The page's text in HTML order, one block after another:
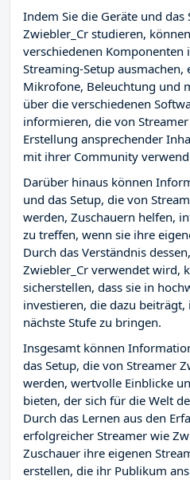
Indem Sie die Geräte und das
Zwiebler_Cr studieren,
verschiedenen
Streaming-Setup ausmachen,
Mikrofone, Beleuchtung und
über die verschiedenen
informieren, die von
Erstellung ansprechender
mit ihrer Community
Darüber hinaus können
und das Setup, die von
werden, Zuschauern helfen,
zu treffen, wenn sie ihre
Durch das Verständnis
Zwiebler_Cr verwendet wird,
sicherstellen, dass sie in
investieren, die dazu beiträgt,
nächste Stufe zu bringen.
Insgesamt können
das Setup, die von Streamer
werden, wertvolle Einblicke
bieten, der sich für die Welt
Durch das Lernen aus den
erfolgreicher Streamer wie
Zuschauer ihre eigenen
erstellen, die ihr Publikum